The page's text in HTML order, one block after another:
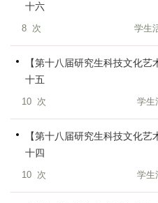
十六
8 次 学生
【第十八届研究生科技文化
十五
10 次 学生
【第十八届研究生科技文化
十四
10 次 学生